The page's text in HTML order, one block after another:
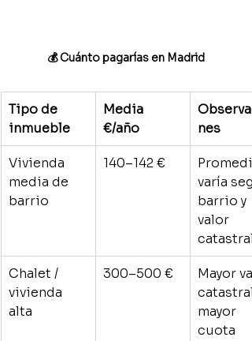
💰 Cuánto pagarías en Madrid
Tipo de
inmueble
Media
€/año
nes
Vivienda
media de
barrio
140–142 €
varía
barrio y
valor
catastral
Chalet /
vivienda
alta
300–500 €
Mayor
catastral
mayor
cuota